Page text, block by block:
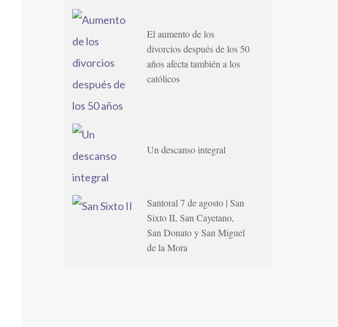
El aumento de los
divorcios después de los 50
años afecta también a los
católicos
Un descanso integral
Santoral 7 de agosto | San
Sixto II, San Cayetano,
San Donato y San Miguel
de la Mora